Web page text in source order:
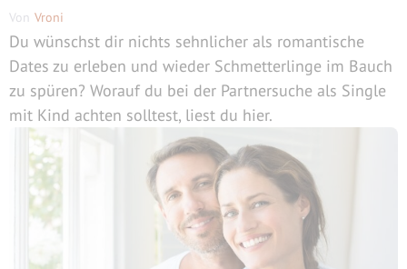
Von Vroni
Du wünschst dir nichts sehnlicher als romantische
Dates zu erleben und wieder Schmetterlinge im Bauch
zu spüren? Worauf du bei der Partnersuche als Single
mit Kind achten solltest, liest du hier.